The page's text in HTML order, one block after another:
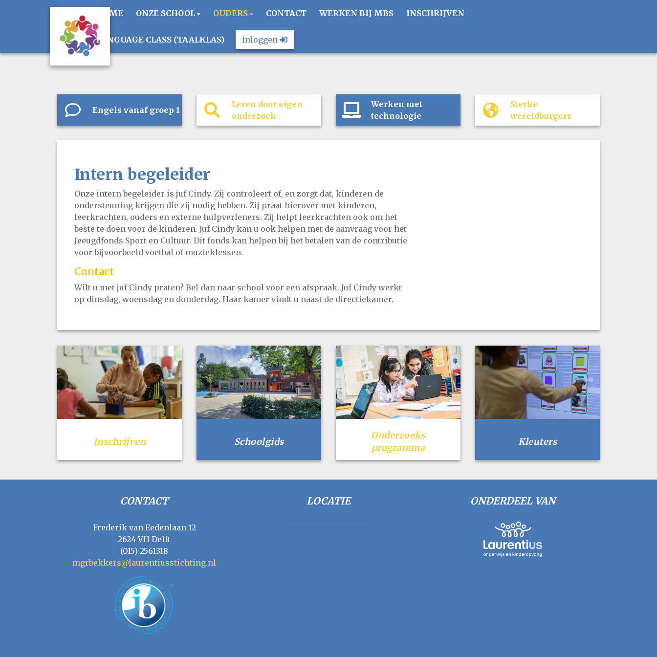
HOME ONZE SCHOOL OUDERS CONTACT WERKEN BIJ MBS INSCHRIJVEN
LANGUAGE CLASS (TAALKLAS) Inloggen
Engels vanaf groep 1
Leren door eigen
onderzoek
Werken met
technologie
Sterke
wereldburgers
Intern begeleider
Onze intern begeleider is juf Cindy. Zij controleert of, en zorgt dat, kinderen de
ondersteuning krijgen die zij nodig hebben. Zij praat hierover met kinderen,
leerkrachten, ouders en externe hulpverleners. Zij helpt leerkrachten ook om het
beste te doen voor de kinderen. Juf Cindy kan u ook helpen met de aanvraag voor het
Jeeugdfonds Sport en Cultuur. Dit fonds kan helpen bij het betalen van de contributie
voor bijvoorbeeld voetbal of muzieklessen.
Contact
Wilt u met juf Cindy praten? Bel dan naar school voor een afspraak. Juf Cindy werkt
op dinsdag, woensdag en donderdag. Haar kamer vindt u naast de directiekamer.
Inschrijven Schoolgids
Onderzoeks
programma
Kleuters
CONTACT
Frederik van Eedenlaan 12
2624 VH Delft
(015) 2561318
mgrbekkers@laurentiusstichting.nl
LOCATIE ONDERDEEL VAN